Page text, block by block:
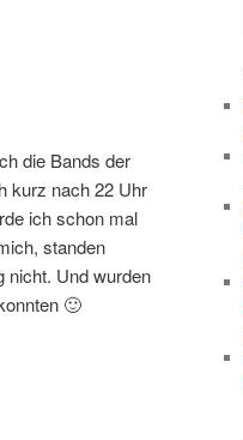
die Bands der
kurz nach 22 Uhr
ich schon mal
standen
nicht. Und wurden
🙂